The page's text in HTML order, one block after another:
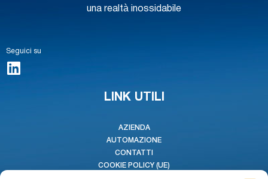
una realtà inossidabile
Seguici su
LINK UTILI
AZIENDA
AUTOMAZIONE
CONTATTI
COOKIE POLICY (UE)